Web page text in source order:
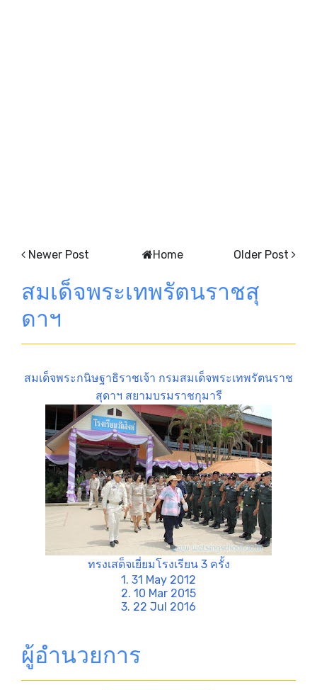
Newer Post Older Post
Home
สมเด็จพระเทพรัตนราชสุ
ดาฯ
สมเด็จพระกนิษฐาธิราชเจ้า กรมสมเด็จพระเทพรัตนราช
สุดาฯ สยามบรมราชกุมารี
ทรงเสด็จเยี่ยมโรงเรียน 3 ครั้ง
1. 31 May 2012
2. 10 Mar 2015
3. 22 Jul 2016
ผู้อำนวยการ